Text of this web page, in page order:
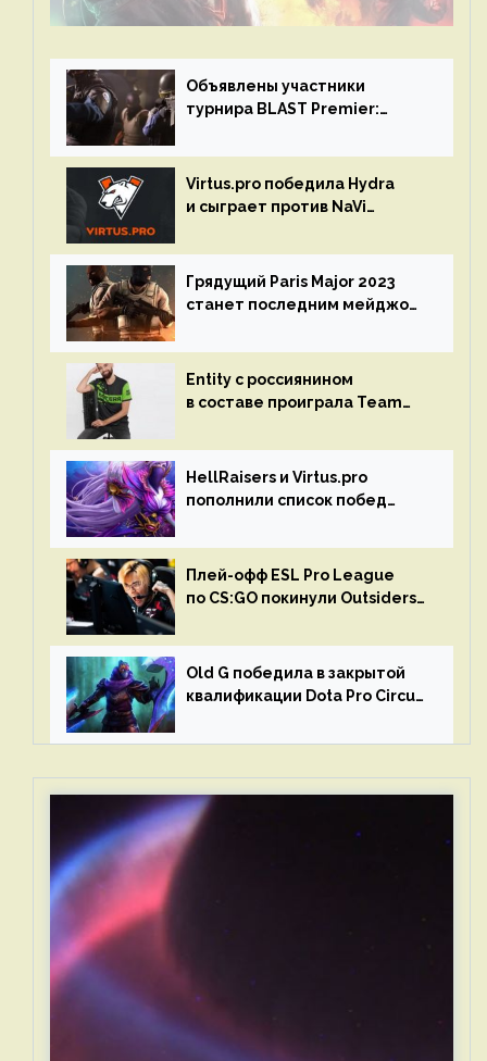
Объявлены участники
турнира BLAST Premier:
Virtus.pro победила Hydra
и сыграет против NaVi
Грядущий Paris Major 2023
станет последним мейджор-
Entity с россиянином
в составе проиграла Team
HellRaisers и Virtus.pro
пополнили список побед
Плей-офф ESL Pro League
по CS:GO покинули Outsiders
Old G победила в закрытой
квалификации Dota Pro Circuit